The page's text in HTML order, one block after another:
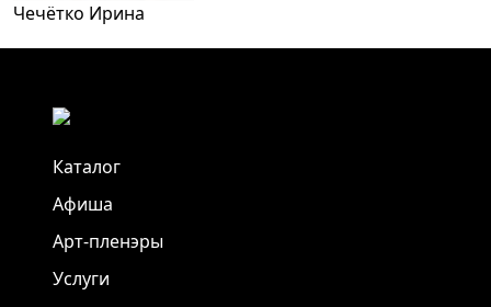
Чечётко Ирина
Каталог
Афиша
Арт-пленэры
Услуги